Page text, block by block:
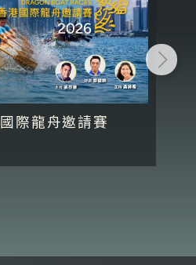
際龍舟邀請賽